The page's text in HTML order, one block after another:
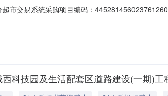
市交易系统采购项目编码：
号计算。选取中介机构方式：方案择优选取业
科技园及生活配套区道路建设(一期)